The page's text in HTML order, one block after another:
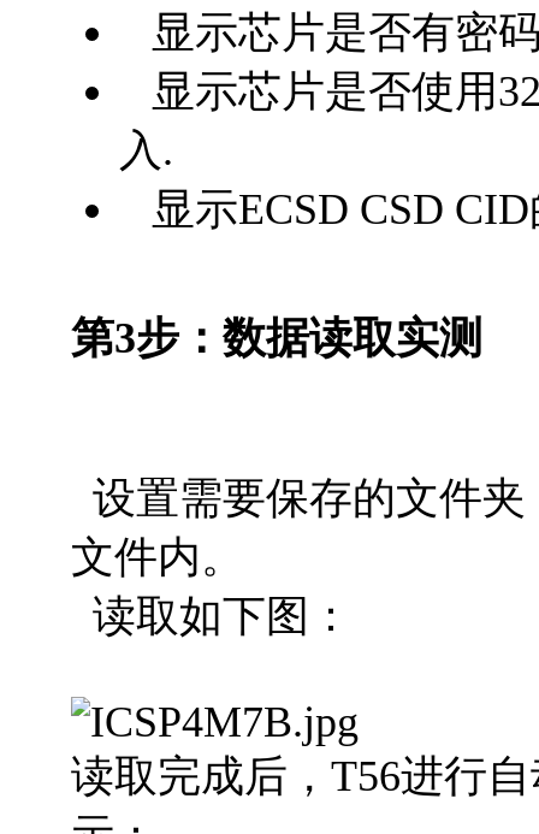
显示芯片是否有密
显示芯片是否使用
入.
显示ECSD CSD
第3步：数据读取实测
设置需要保存的文件
文件内。
读取如下图：
读取完成后，T56进行